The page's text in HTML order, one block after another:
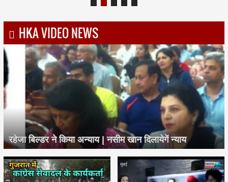
HKA VIDEO NEWS
रहेजा बिल्डर ने किया अन्याय | नसीम खान दिलायेगें न्याय